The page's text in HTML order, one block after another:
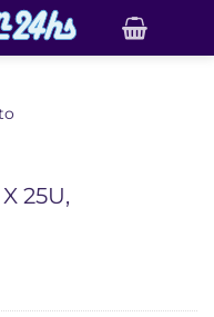
25U,